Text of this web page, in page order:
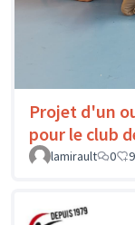
Projet d'un
pour le club
lamirault
0 9